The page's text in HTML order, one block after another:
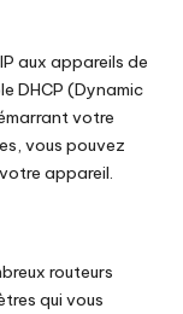
aux appareils de
DHCP (Dynamic
votre
vous pouvez
appareil.
routeurs
qui vous